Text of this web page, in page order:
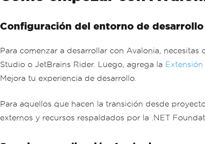
Configuración del entorno de desarrollo
Para comenzar a desarrollar con Avalonia,
Studio o JetBrains Rider. Luego, agrega la
Mejora tu experiencia de desarrollo.
Para aquellos que hacen la transición desde
externos y recursos respaldados por la .NET